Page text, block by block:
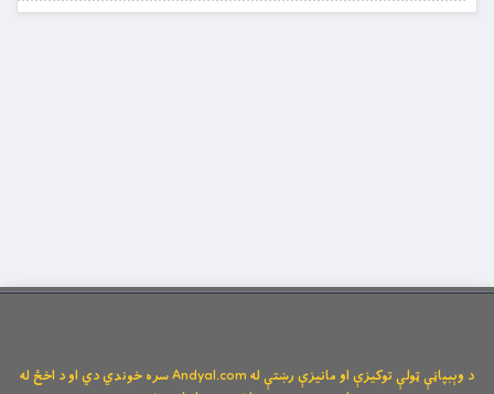
د وېبپاڼې ټولې توکیزې او مانیزې رښتې له Andyal.com سره خوندي دي او د اخځ له